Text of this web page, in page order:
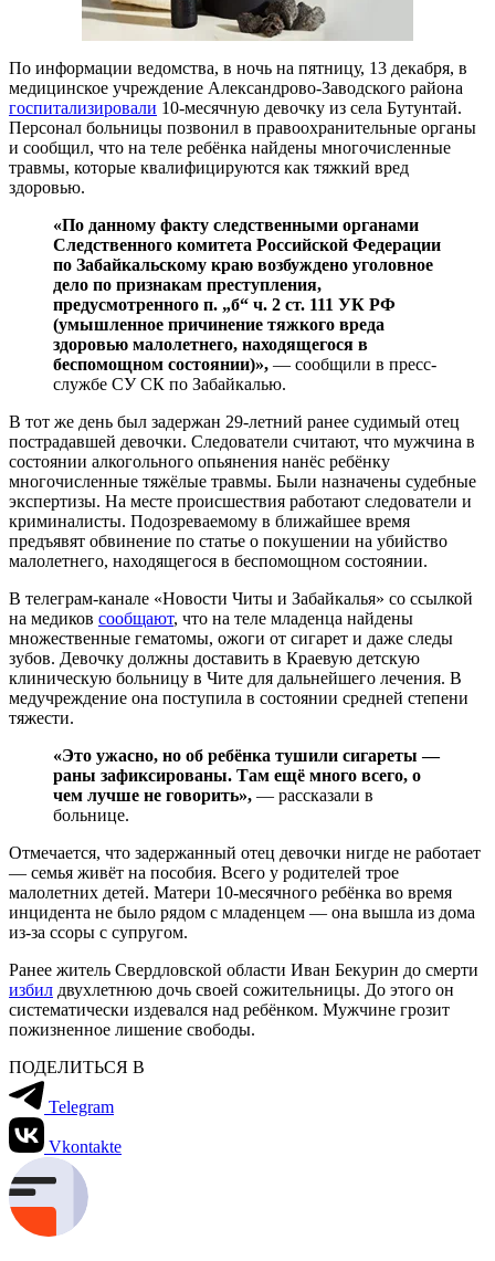
По информации ведомства, в ночь на пятницу, 13 декабря, в
медицинское учреждение Александрово-Заводского района
госпитализировали 10-месячную девочку из села Бутунтай.
Персонал больницы позвонил в правоохранительные органы
и сообщил, что на теле ребёнка найдены многочисленные
травмы, которые квалифицируются как тяжкий вред
здоровью.
«По данному факту следственными органами
Следственного комитета Российской Федерации
по Забайкальскому краю возбуждено уголовное
дело по признакам преступления,
предусмотренного п. „б“ ч. 2 ст. 111 УК РФ
(умышленное причинение тяжкого вреда
здоровью малолетнего, находящегося в
беспомощном состоянии)», — сообщили в пресс-
службе СУ СК по Забайкалью.
В тот же день был задержан 29-летний ранее судимый отец
пострадавшей девочки. Следователи считают, что мужчина в
состоянии алкогольного опьянения нанёс ребёнку
многочисленные тяжёлые травмы. Были назначены судебные
экспертизы. На месте происшествия работают следователи и
криминалисты. Подозреваемому в ближайшее время
предъявят обвинение по статье о покушении на убийство
малолетнего, находящегося в беспомощном состоянии.
В телеграм-канале «Новости Читы и Забайкалья» со ссылкой
на медиков сообщают, что на теле младенца найдены
множественные гематомы, ожоги от сигарет и даже следы
зубов. Девочку должны доставить в Краевую детскую
клиническую больницу в Чите для дальнейшего лечения. В
медучреждение она поступила в состоянии средней степени
тяжести.
«Это ужасно, но об ребёнка тушили сигареты —
раны зафиксированы. Там ещё много всего, о
чем лучше не говорить», — рассказали в
больнице.
Отмечается, что задержанный отец девочки нигде не работает
— семья живёт на пособия. Всего у родителей трое
малолетних детей. Матери 10-месячного ребёнка во время
инцидента не было рядом с младенцем — она вышла из дома
из-за ссоры с супругом.
Ранее житель Свердловской области Иван Бекурин до смерти
избил двухлетнюю дочь своей сожительницы. До этого он
систематически издевался над ребёнком. Мужчине грозит
пожизненное лишение свободы.
ПОДЕЛИТЬСЯ В
Telegram
Vkontakte